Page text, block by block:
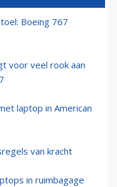
Boeing 767
voor veel rook aan
laptop in American
van kracht
in ruimbagage